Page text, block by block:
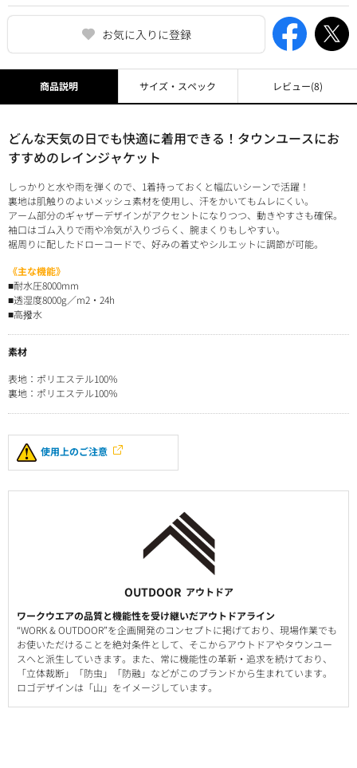
お気に入りに登録
商品説明
どんな天気の日でも快適に着用できる！タウンユースにお
すすめのレインジャケット
しっかりと水や雨を弾くので、1着持っておくと幅広いシーンで活躍！
裏地は肌触りのよいメッシュ素材を使用し、汗をかいてもムレにくい。
アーム部分のギャザーデザインがアクセントになりつつ、動きやすさも確保。
袖口はゴム入りで雨や冷気が入りづらく、腕まくりもしやすい。
裾周りに配したドローコードで、好みの着丈やシルエットに調節が可能。
《主な機能》
■耐水圧8000mm
■透湿度8000g／m2・24h
■高撥水
素材
表地：ポリエステル100％
裏地：ポリエステル100％
使用上のご注意
OUTDOOR アウトドア
ワークウエアの品質と機能性を受け継いだアウトドアライン
“WORK & OUTDOOR”を企画開発のコンセプトに掲げており、現場作業でも
お使いただけることを絶対条件として、そこからアウトドアやタウンユー
スへと派生していきます。また、常に機能性の革新・追求を続けており、
「立体裁断」「防虫」「防融」などがこのブランドから生まれています。
ロゴデザインは「山」をイメージしています。
サイズ・スペック レビュー(8)